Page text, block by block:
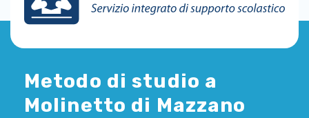
Metodo di studio a
Molinetto di Mazzano